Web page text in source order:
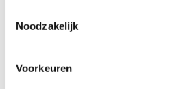
Noodzakelijk
Voorkeuren